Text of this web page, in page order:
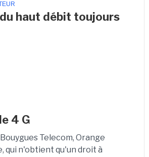
haut débit toujours
4 G
Telecom, Orange
qui n'obtient qu'un droit à